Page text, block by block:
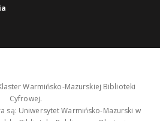
Warmińsko-Mazurskiej Biblioteki
Cyfrowej.
są: Uniwersytet Warmińsko-Mazurski w